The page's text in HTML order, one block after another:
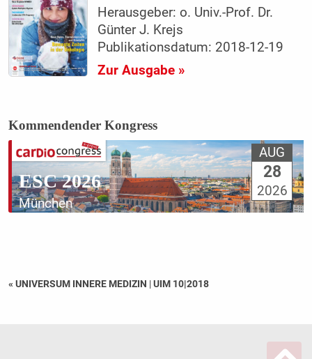
Herausgeber: o. Univ.-Prof. Dr.
Günter J. Krejs
Publikationsdatum: 2018-12-19
Zur Ausgabe »
Kommendender Kongress
ESC 2026
München
AUG
28
2026
« UNIVERSUM INNERE MEDIZIN |UIM 10|2018